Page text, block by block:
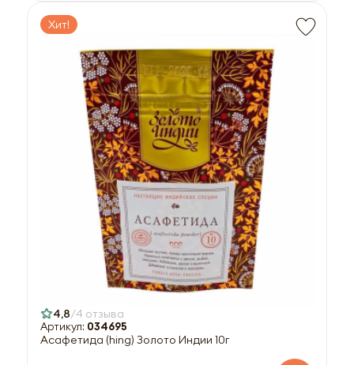
Хит!
4,8 4 отзыва
Артикул: 034695
Асафетида (hing) Золото Индии 10г